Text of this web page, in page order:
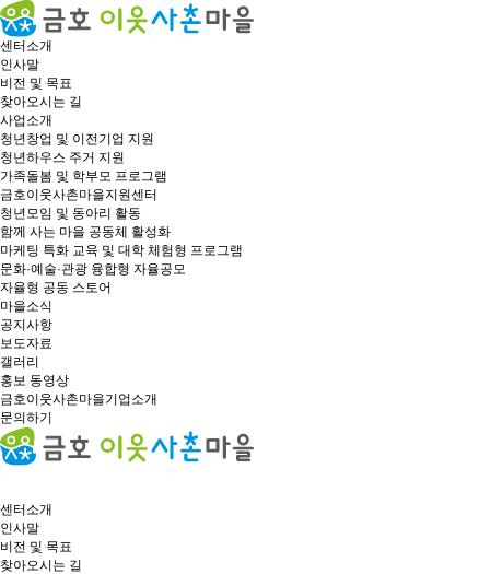
센터소개
인사말
비전 및 목표
찾아오시는 길
사업소개
청년창업 및 이전기업 지원
청년하우스 주거 지원
가족돌봄 및 학부모 프로그램
금호이웃사촌마을지원센터
청년모임 및 동아리 활동
함께 사는 마을 공동체 활성화
마케팅 특화 교육 및 대학 체험형 프로그램
문화·예술·관광 융합형 자율공모
자율형 공동 스토어
마을소식
공지사항
보도자료
갤러리
홍보 동영상
금호이웃사촌마을기업소개
문의하기
센터소개
인사말
비전 및 목표
찾아오시는 길